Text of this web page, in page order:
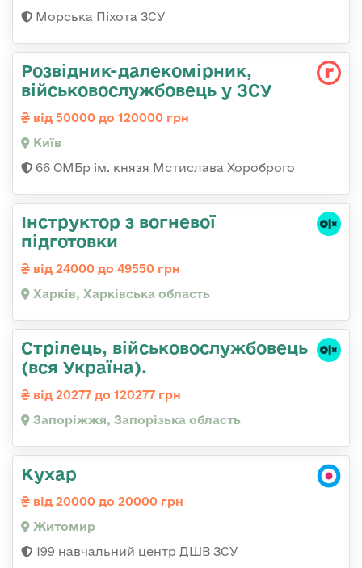
Морська Піхота ЗСУ
Розвідник-далекомірник,
військовослужбовець у ЗСУ
від 50000 до 120000 грн
Київ
66 ОМБр ім. князя Мстислава Хороброго
Інструктор з вогневої
підготовки
від 24000 до 49550 грн
Харків, Харківська область
Стрілець, військовослужбовець
(вся Україна).
від 20277 до 120277 грн
Запоріжжя, Запорізька область
Кухар
від 20000 до 20000 грн
Житомир
199 навчальний центр ДШВ ЗСУ